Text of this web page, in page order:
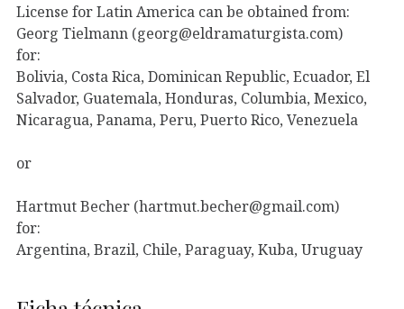
License for Latin America can be obtained from:
Georg Tielmann (georg@eldramaturgista.com)
for:
Bolivia, Costa Rica, Dominican Republic, Ecuador, El
Salvador, Guatemala, Honduras, Columbia, Mexico,
Nicaragua, Panama, Peru, Puerto Rico, Venezuela
or
Hartmut Becher (hartmut.becher@gmail.com)
for:
Argentina, Brazil, Chile, Paraguay, Kuba, Uruguay